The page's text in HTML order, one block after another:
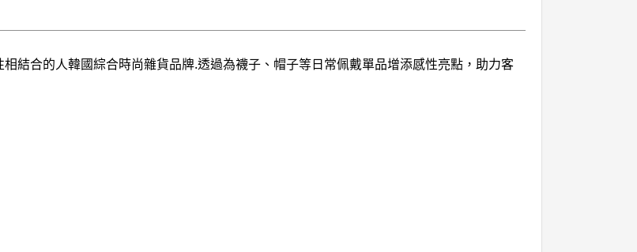
結合的人韓國綜合時尚雜貨品牌.透過為襪子、帽子等日常佩戴單品增添感性亮點，助力客